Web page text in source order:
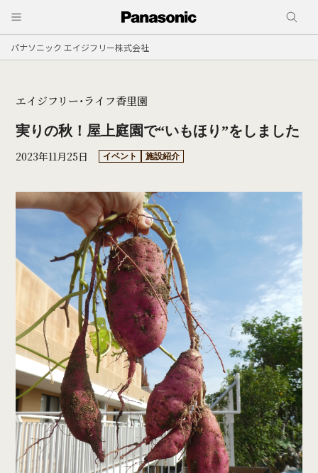
パナソニック エイジフリー株式会社
エイジフリー・ライフ香里園
実りの秋！屋上庭園で“いもほり”をしました
2023年11月25日 イベント 施設紹介